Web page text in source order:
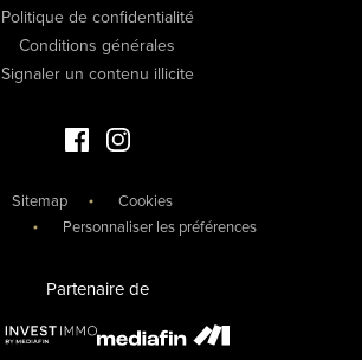
Politique de confidentialité
Conditions générales
Signaler un contenu illicite
Facebook Immo de Luxe
Instagram Immo de Luxe
Sitemap
Cookies
Personnaliser les préférences
Partenaire de